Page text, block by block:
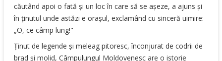
căutând apoi o fată şi un loc în care să se aşeze, a ajuns şi
în ţinutul unde astăzi e oraşul, exclamând cu sinceră uimire:
„O, ce câmp lung!"
Ţinut de legende şi meleag pitoresc, înconjurat de codrii de
brad şi molid, Câmpulungul Moldovenesc are o istorie